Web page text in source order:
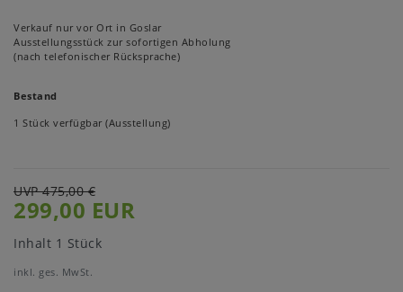
Verkauf nur vor Ort in Goslar
Ausstellungsstück zur sofortigen Abholung
(nach telefonischer Rücksprache)
Bestand
1 Stück verfügbar (Ausstellung)
UVP 475,00 €
299,00 EUR
Inhalt 1 Stück
inkl. ges. MwSt.